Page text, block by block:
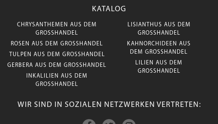
KATALOG
CHRYSANTHEMEN AUS DEM
GROSSHANDEL
ROSEN AUS DEM GROSSHANDEL
TULPEN AUS DEM GROSSHANDEL
GERBERA AUS DEM GROSSHANDEL
INKALILIEN AUS DEM
GROSSHANDEL
LISIANTHUS AUS DEM
GROSSHANDEL
KAHNORCHIDEEN AUS
DEM GROSSHANDEL
LILIEN AUS DEM
GROSSHANDEL
WIR SIND IN SOZIALEN NETZWERKEN VERTRETEN: